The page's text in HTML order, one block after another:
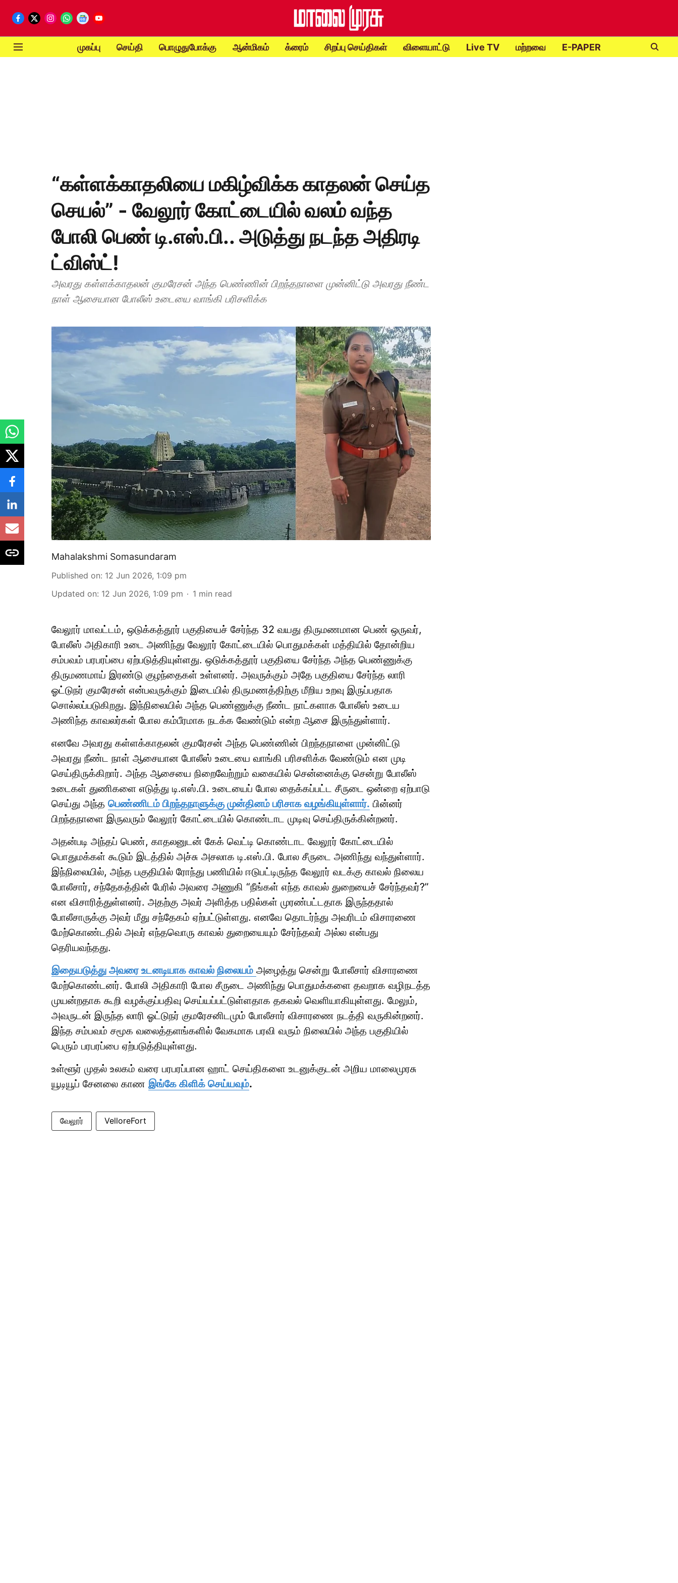
முகப்பு செய்தி பொழுதுபோக்கு ஆன்மிகம் க்ரைம் சிறப்பு செய்திகள் விளையாட்டு Live TV மற்றவை E-PAPER
“கள்ளக்காதலியை மகிழ்விக்க காதலன் செய்த
செயல்” - வேலூர் கோட்டையில் வலம் வந்த
போலி பெண் டி.எஸ்.பி.. அடுத்து நடந்த அதிரடி
ட்விஸ்ட்!
அவரது கள்ளக்காதலன் குமரேசன் அந்த பெண்ணின் பிறந்தநாளை முன்னிட்டு அவரது நீண்ட
நாள் ஆசையான போலீஸ் உடையை வாங்கி பரிசளிக்க
Mahalakshmi Somasundaram
Published on: 12 Jun 2026, 1:09 pm
Updated on: 12 Jun 2026, 1:09 pm 1 min read
வேலூர் மாவட்டம், ஒடுக்கத்தூர் பகுதியைச் சேர்ந்த 32 வயது திருமணமான பெண் ஒருவர்,
போலீஸ் அதிகாரி உடை அணிந்து வேலூர் கோட்டையில் பொதுமக்கள் மத்தியில் தோன்றிய
சம்பவம் பரபரப்பை ஏற்படுத்தியுள்ளது. ஒடுக்கத்தூர் பகுதியை சேர்ந்த அந்த பெண்ணுக்கு
திருமணமாய் இரண்டு குழந்தைகள் உள்ளனர். அவருக்கும் அதே பகுதியை சேர்ந்த லாரி
ஓட்டுநர் குமரேசன் என்பவருக்கும் இடையில் திருமணத்திற்கு மீறிய உறவு இருப்பதாக
சொல்லப்படுகிறது. இந்நிலையில் அந்த பெண்ணுக்கு நீண்ட நாட்களாக போலீஸ் உடைய
அணிந்த காவலர்கள் போல கம்பீரமாக நடக்க வேண்டும் என்ற ஆசை இருந்துள்ளார்.
எனவே அவரது கள்ளக்காதலன் குமரேசன் அந்த பெண்ணின் பிறந்தநாளை முன்னிட்டு
அவரது நீண்ட நாள் ஆசையான போலீஸ் உடையை வாங்கி பரிசளிக்க வேண்டும் என முடி
செய்திருக்கிறார். அந்த ஆசையை நிறைவேற்றும் வகையில் சென்னைக்கு சென்று போலீஸ்
உடைகள் துணிகளை எடுத்து டி.எஸ்.பி. உடையைப் போல தைக்கப்பட்ட சீருடை ஒன்றை ஏற்பாடு
செய்து அந்த பெண்ணிடம் பிறந்தநாளுக்கு முன்தினம் பரிசாக வழங்கியுள்ளார். பின்னர்
பிறந்தநாளை இருவரும் வேலூர் கோட்டையில் கொண்டாட முடிவு செய்திருக்கின்றனர்.
அதன்படி அந்தப் பெண், காதலனுடன் கேக் வெட்டி கொண்டாட வேலூர் கோட்டையில்
பொதுமக்கள் கூடும் இடத்தில் அச்சு அசலாக டி.எஸ்.பி. போல சீருடை அணிந்து வந்துள்ளார்.
இந்நிலையில், அந்த பகுதியில் ரோந்து பணியில் ஈடுபட்டிருந்த வேலூர் வடக்கு காவல் நிலைய
போலீசார், சந்தேகத்தின் பேரில் அவரை அணுகி “நீங்கள் எந்த காவல் துறையைச் சேர்ந்தவர்?”
என விசாரித்துள்ளனர். அதற்கு அவர் அளித்த பதில்கள் முரண்பட்டதாக இருந்ததால்
போலீசாருக்கு அவர் மீது சந்தேகம் ஏற்பட்டுள்ளது. எனவே தொடர்ந்து அவரிடம் விசாரணை
மேற்கொண்டதில் அவர் எந்தவொரு காவல் துறையையும் சேர்ந்தவர் அல்ல என்பது
தெரியவந்தது.
இதையடுத்து அவரை உடனடியாக காவல் நிலையம் அழைத்து சென்று போலீசார் விசாரணை
மேற்கொண்டனர். போலி அதிகாரி போல சீருடை அணிந்து பொதுமக்களை தவறாக வழிநடத்த
முயன்றதாக கூறி வழக்குப்பதிவு செய்யப்பட்டுள்ளதாக தகவல் வெளியாகியுள்ளது. மேலும்,
அவருடன் இருந்த லாரி ஓட்டுநர் குமரேசனிடமும் போலீசார் விசாரணை நடத்தி வருகின்றனர்.
இந்த சம்பவம் சமூக வலைத்தளங்களில் வேகமாக பரவி வரும் நிலையில் அந்த பகுதியில்
பெரும் பரபரப்பை ஏற்படுத்தியுள்ளது.
உள்ளூர் முதல் உலகம் வரை பரபரப்பான ஹாட் செய்திகளை உடனுக்குடன் அறிய மாலைமுரசு
யூடியூப் சேனலை காண இங்கே கிளிக் செய்யவும்.
வேலூர் VelloreFort